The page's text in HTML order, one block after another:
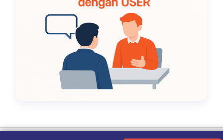
Kebijakan Privasi|Tentang Kami|